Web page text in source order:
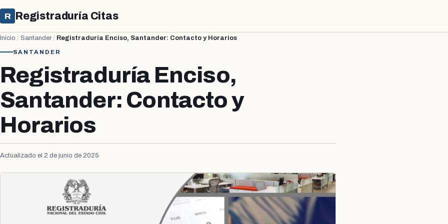
R Registraduría Citas
Inicio / Santander / Registraduría Enciso, Santander: Contacto y Horarios
SANTANDER
Registraduría Enciso,
Santander: Contacto y
Horarios
Actualizado el 2 de junio de 2025